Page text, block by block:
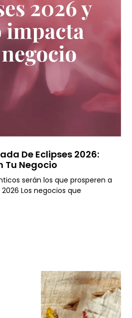
De Eclipses 2026:
Tu Negocio
serán los que prosperen a
Los negocios que